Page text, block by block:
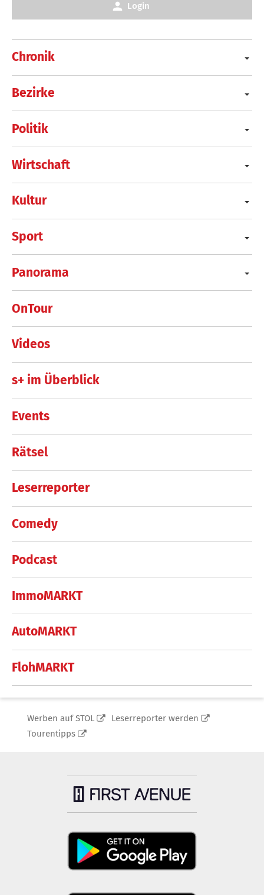
Chronik
Bezirke
Politik
Wirtschaft
Kultur
Sport
Panorama
OnTour
Videos
s+ im Überblick
Events
Rätsel
Leserreporter
Comedy
Podcast
ImmoMARKT
AutoMARKT
FlohMARKT
Login
Werben auf STOL
Leserreporter werden
Tourentipps